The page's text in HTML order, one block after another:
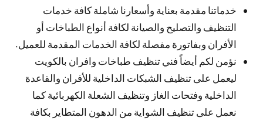
خدماتنا مقدمة بعناية وأسعارنا شاملة كافة خدمات
التنظيف والتصليح والصيانة لكافة أنواع الطباخات أو
الأفران وبفاتورة مفصلة لكافة الخدمات المقدمة للعميل.
نؤمن لكم أيضاً فني تنظيف طباخات وافران بالكويت
ليعمل على تنظيف الشبكات الداخلية للأفران والقاعدة
الداخلية وفتحات الغاز وتنظيف الشعلة الكهربائية كما
نعمل على تنظيف الشواية من الدهون المتطاير بكافة